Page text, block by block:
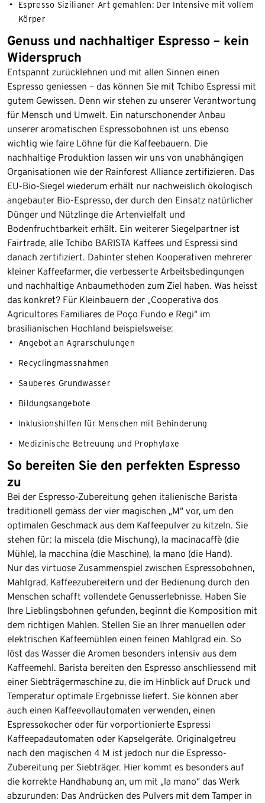
Espresso Sizilianer Art gemahlen: Der Intensive mit vollem
Körper
Genuss und nachhaltiger Espresso – kein
Widerspruch
Entspannt zurücklehnen und mit allen Sinnen einen
Espresso geniessen – das können Sie mit Tchibo Espressi mit
gutem Gewissen. Denn wir stehen zu unserer Verantwortung
für Mensch und Umwelt. Ein naturschonender Anbau
unserer aromatischen Espressobohnen ist uns ebenso
wichtig wie faire Löhne für die Kaffeebauern. Die
nachhaltige Produktion lassen wir uns von unabhängigen
Organisationen wie der Rainforest Alliance zertifizieren. Das
EU-Bio-Siegel wiederum erhält nur nachweislich ökologisch
angebauter Bio-Espresso, der durch den Einsatz natürlicher
Dünger und Nützlinge die Artenvielfalt und
Bodenfruchtbarkeit erhält. Ein weiterer Siegelpartner ist
Fairtrade, alle Tchibo BARISTA Kaffees und Espressi sind
danach zertifiziert. Dahinter stehen Kooperativen mehrerer
kleiner Kaffeefarmer, die verbesserte Arbeitsbedingungen
und nachhaltige Anbaumethoden zum Ziel haben. Was heisst
das konkret? Für Kleinbauern der „Cooperativa dos
Agricultores Familiares de Poço Fundo e Regi“ im
brasilianischen Hochland beispielsweise:
Angebot an Agrarschulungen
Recyclingmassnahmen
Sauberes Grundwasser
Bildungsangebote
Inklusionshilfen für Menschen mit Behinderung
Medizinische Betreuung und Prophylaxe
So bereiten Sie den perfekten Espresso
zu
Bei der Espresso-Zubereitung gehen italienische Barista
traditionell gemäss der vier magischen „M“ vor, um den
optimalen Geschmack aus dem Kaffeepulver zu kitzeln. Sie
stehen für: la miscela (die Mischung), la macinacaffè (die
Mühle), la macchina (die Maschine), la mano (die Hand).
Nur das virtuose Zusammenspiel zwischen Espressobohnen,
Mahlgrad, Kaffeezubereitern und der Bedienung durch den
Menschen schafft vollendete Genusserlebnisse. Haben Sie
Ihre Lieblingsbohnen gefunden, beginnt die Komposition mit
dem richtigen Mahlen. Stellen Sie an Ihrer manuellen oder
elektrischen Kaffeemühlen einen feinen Mahlgrad ein. So
löst das Wasser die Aromen besonders intensiv aus dem
Kaffeemehl. Barista bereiten den Espresso anschliessend mit
einer Siebträgermaschine zu, die im Hinblick auf Druck und
Temperatur optimale Ergebnisse liefert. Sie können aber
auch einen Kaffeevollautomaten verwenden, einen
Espressokocher oder für vorportionierte Espressi
Kaffeepadautomaten oder Kapselgeräte. Originalgetreu
nach den magischen 4 M ist jedoch nur die Espresso-
Zubereitung per Siebträger. Hier kommt es besonders auf
die korrekte Handhabung an, um mit „la mano“ das Werk
abzurunden: Das Andrücken des Pulvers mit dem Tamper in